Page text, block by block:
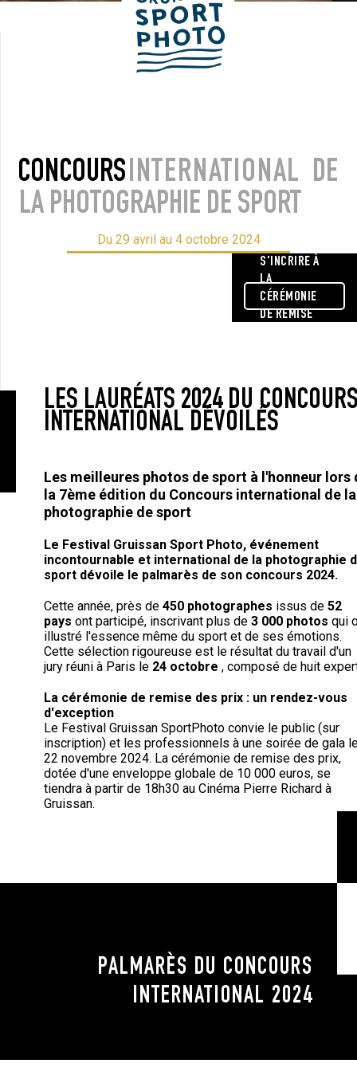
CONCOURSINTERNATIONAL DE
LA PHOTOGRAPHIE DE SPORT
Du 29 avril au 4 octobre 2024
S'INCRIRE À
LA
CÉRÉMONIE
DE REMISE
LES LAURÉATS 2024 DU
INTERNATIONAL DÉVOILÉS
Les meilleures photos de sport à l'honneur lors
la 7ème édition du Concours international de la
photographie de sport
Le Festival Gruissan Sport Photo, événement
incontournable et international de la photographie
sport dévoile le palmarès de son concours 2024.
Cette année, près de 450 photographes issus de 52
pays ont participé, inscrivant plus de 3 000 photos qui
illustré l'essence même du sport et de ses émotions.
Cette sélection rigoureuse est le résultat du travail d'un
jury réuni à Paris le 24 octobre , composé de huit
La cérémonie de remise des prix : un rendez-vous
d'exception
Le Festival Gruissan SportPhoto convie le public (sur
inscription) et les professionnels à une soirée de gala
22 novembre 2024. La cérémonie de remise des prix,
dotée d'une enveloppe globale de 10 000 euros, se
tiendra à partir de 18h30 au Cinéma Pierre Richard à
Gruissan.
PALMARÈS DU CONCOURS
INTERNATIONAL 2024